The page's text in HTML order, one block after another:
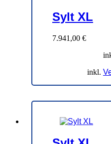
Sylt XL
7.941,00 €
inkl.